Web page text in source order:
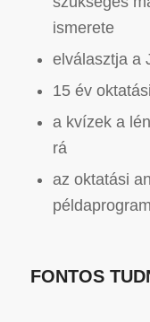
ismerete
elválasztja a
15 év
a kvízek a
rá
az oktatási
FONTOS